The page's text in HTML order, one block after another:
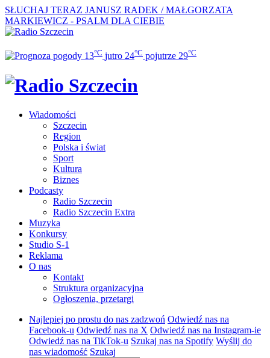
SŁUCHAJ TERAZ JANUSZ RADEK / MAŁGORZATA
MARKIEWICZ - PSALM DLA CIEBIE
13°C jutro 24°C pojutrze 29°C
Wiadomości
Szczecin
Region
Polska i świat
Sport
Kultura
Biznes
Podcasty
Radio Szczecin
Radio Szczecin Extra
Muzyka
Konkursy
Studio S-1
Reklama
O nas
Kontakt
Struktura organizacyjna
Ogłoszenia, przetargi
Najlepiej po prostu do nas zadzwoń Odwiedź nas na
Facebook-u Odwiedź nas na X Odwiedź nas na Instagram-ie
Odwiedź nas na TikTok-u Szukaj nas na Spotify Wyślij do
nas wiadomość Szukaj